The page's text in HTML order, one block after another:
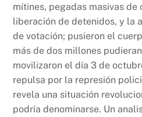
mítines, pegadas masivas
liberación de detenidos, y la
de votación; pusieron el
más de dos millones
movilizaron el día 3 de
repulsa por la represión
revela una situación
podría denominarse. Un